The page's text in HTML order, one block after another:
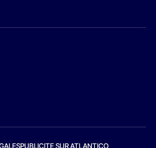
PUBLICITE SUR ATLANTICO